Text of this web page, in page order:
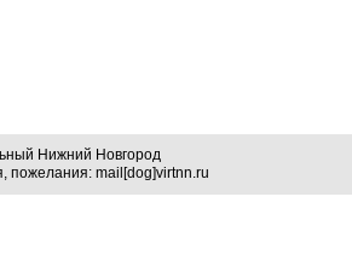
Нижний Новгород
пожелания: mail[dog]virtnn.ru